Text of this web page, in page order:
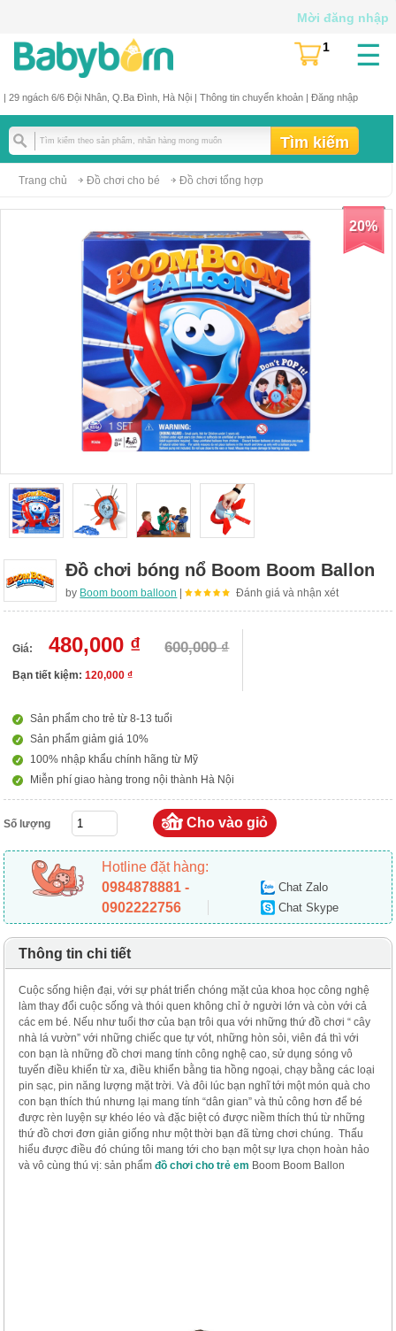
| 29 ngách 6/6 Đội Nhân, Q.Ba Đình, Hà Nội | Thông tin chuyển khoản| Đăng nhập
☰
(
1
Mời đăng nhập
Trang chủ Đồ chơi cho bé Đồ chơi tổng hợp
20%
Đồ chơi bóng nổ Boom Boom Ballon
by Boom boom balloon | Đánh giá và nhận xét
Giá: 480,000 ₫ 600,000 ₫
Bạn tiết kiệm:120,000 ₫
Sản phẩm cho trẻ từ 8-13 tuổi
Sản phẩm giảm giá 10%
100% nhập khẩu chính hãng từ Mỹ
Miễn phí giao hàng trong nội thành Hà Nội
Số lượng
Hotline đặt hàng:
0984878881 -
0902222756
Chat Zalo
Chat Skype
Thông tin chi tiết
Cuộc sống hiện đại, với sự phát triển chóng mặt của khoa học công nghệ
làm thay đổi cuộc sống và thói quen không chỉ ở người lớn và còn với cả
các em bé. Nếu như tuổi thơ của bạn trôi qua với những thứ đồ chơi “ cây
nhà lá vườn” với những chiếc que tự vót, những hòn sỏi, viên đá thì với
con bạn là những đồ chơi mang tính công nghệ cao, sử dụng sóng vô
tuyến điều khiển từ xa, điều khiển bằng tia hồng ngoại, chạy bằng các loại
pin sạc, pin năng lượng mặt trời. Và đôi lúc bạn nghĩ tới một món quà cho
con bạn thích thú nhưng lại mang tính “dân gian” và thủ công hơn để bé
được rèn luyện sự khéo léo và đặc biệt có được niềm thích thú từ những
thứ đồ chơi đơn giản giống như một thời bạn đã từng chơi chúng. Thấu
hiểu được điều đó chúng tôi mang tới cho bạn một sự lựa chọn hoàn hảo
và vô cùng thú vị: sản phẩmđồ chơi cho trẻ em Boom Boom Ballon